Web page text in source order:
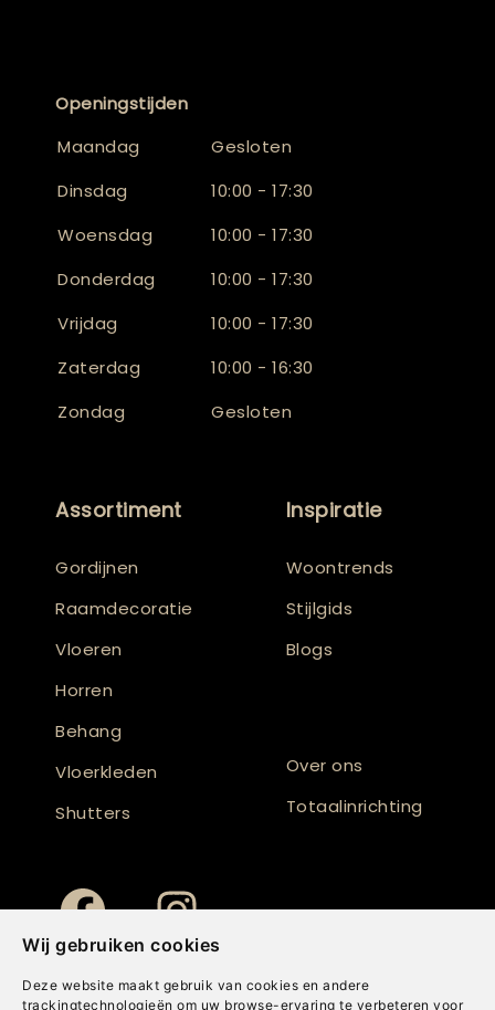
Wij gebruiken cookies
Deze website maakt gebruik van cookies en andere
trackingtechnologieën om uw browse-ervaring te verbeteren voor
Openingstijden
Maandag
Gesloten
Dinsdag
10:00 - 17:30
Woensdag
10:00 - 17:30
Donderdag
10:00 - 17:30
Vrijdag
10:00 - 17:30
Zaterdag
10:00 - 16:30
Zondag
Gesloten
Assortiment
Gordijnen
Raamdecoratie
Vloeren
Horren
Behang
Vloerkleden
Shutters
Inspiratie
Woontrends
Stijlgids
Blogs
Over ons
Totaalinrichting